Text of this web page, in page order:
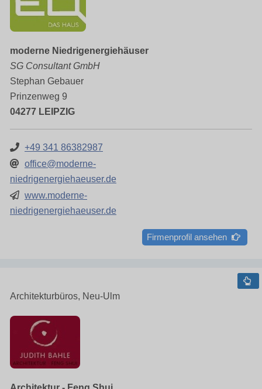
moderne Niedrigenergiehäuser
SG Consultant GmbH
Stephan Gebauer
Prinzenweg 9
04277 LEIPZIG
+49 341 86382987
office@moderne-
niedrigenergiehaeuser.de
www.moderne-
niedrigenergiehaeuser.de
Firmenprofil ansehen
Architekturbüros, Neu-Ulm